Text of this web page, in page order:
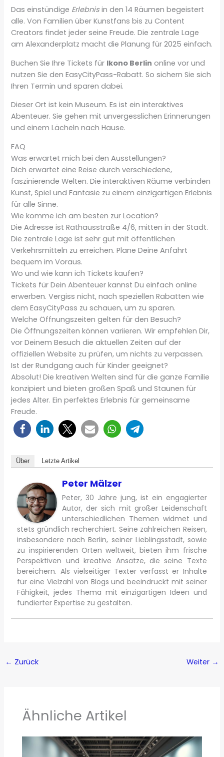
Das einstündige Erlebnis in den 14 Räumen begeistert
alle. Von Familien über Kunstfans bis zu Content
Creators findet jeder seine Freude. Die zentrale Lage
am Alexanderplatz macht die Planung für 2025 einfach.
Buchen Sie Ihre Tickets für Ikono Berlin online vor und
nutzen Sie den EasyCityPass-Rabatt. So sichern Sie sich
Ihren Termin und sparen dabei.
Dieser Ort ist kein Museum. Es ist ein interaktives
Abenteuer. Sie gehen mit unvergesslichen Erinnerungen
und einem Lächeln nach Hause.
FAQ
Was erwartet mich bei den Ausstellungen?
Dich erwartet eine Reise durch verschiedene,
faszinierende Welten. Die interaktiven Räume verbinden
Kunst, Spiel und Fantasie zu einem einzigartigen Erlebnis
für alle Sinne.
Wie komme ich am besten zur Location?
Die Adresse ist Rathausstraße 4/6, mitten in der Stadt.
Die zentrale Lage ist sehr gut mit öffentlichen
Verkehrsmitteln zu erreichen. Plane Deine Anfahrt
bequem im Voraus.
Wo und wie kann ich Tickets kaufen?
Tickets für Dein Abenteuer kannst Du einfach online
erwerben. Vergiss nicht, nach speziellen Rabatten wie
dem EasyCityPass zu schauen, um zu sparen.
Welche Öffnungszeiten gelten für den Besuch?
Die Öffnungszeiten können variieren. Wir empfehlen Dir,
vor Deinem Besuch die aktuellen Zeiten auf der
offiziellen Website zu prüfen, um nichts zu verpassen.
Ist der Rundgang auch für Kinder geeignet?
Absolut! Die kreativen Welten sind für die ganze Familie
konzipiert und bieten großen Spaß und Staunen für
jedes Alter. Ein perfektes Erlebnis für gemeinsame
Freude.
Über Letzte Artikel
Peter Mälzer
Peter, 30 Jahre jung, ist ein engagierter
Autor, der sich mit großer Leidenschaft
unterschiedlichen Themen widmet und
stets gründlich recherchiert. Seine zahlreichen Reisen,
insbesondere nach Berlin, seiner Lieblingsstadt, sowie
zu inspirierenden Orten weltweit, bieten ihm frische
Perspektiven und kreative Ansätze, die seine Texte
bereichern. Als vielseitiger Texter verfasst er Inhalte
für eine Vielzahl von Blogs und beeindruckt mit seiner
Fähigkeit, jedes Thema mit einzigartigen Ideen und
fundierter Expertise zu gestalten.
← Zurück Weiter →
Ähnliche Artikel